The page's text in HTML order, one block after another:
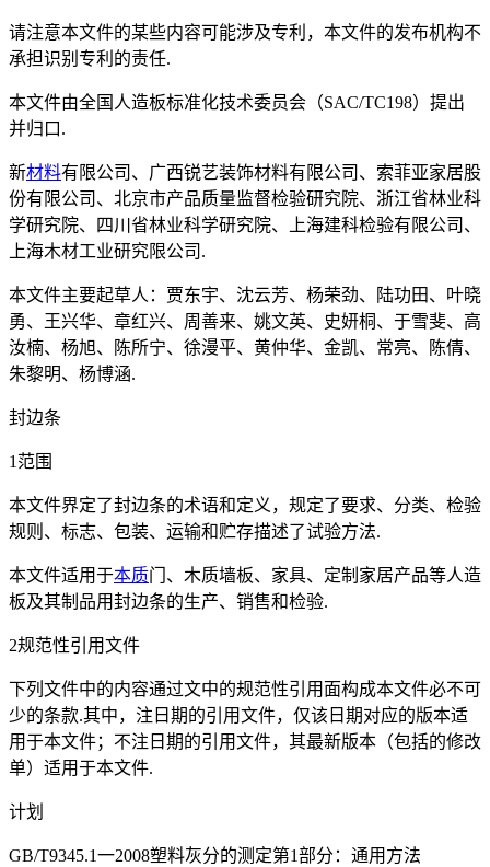
请注意本文件的某些内容可能涉及专利，本文件的发布机构不
承担识别专利的责任.
本文件由全国人造板标准化技术委员会（SAC/TC198）提出
并归口.
新材料有限公司、广西锐艺装饰材料有限公司、索菲亚家居股
份有限公司、北京市产品质量监督检验研究院、浙江省林业科
学研究院、四川省林业科学研究院、上海建科检验有限公司、
上海木材工业研究限公司.
本文件主要起草人：贾东宇、沈云芳、杨荣劲、陆功田、叶晓
勇、王兴华、章红兴、周善来、姚文英、史妍桐、于雪斐、高
汝楠、杨旭、陈所宁、徐漫平、黄仲华、金凯、常亮、陈倩、
朱黎明、杨博涵.
封边条
1范围
本文件界定了封边条的术语和定义，规定了要求、分类、检验
规则、标志、包装、运输和贮存描述了试验方法.
本文件适用于本质门、木质墙板、家具、定制家居产品等人造
板及其制品用封边条的生产、销售和检验.
2规范性引用文件
下列文件中的内容通过文中的规范性引用面构成本文件必不可
少的条款.其中，注日期的引用文件，仅该日期对应的版本适
用于本文件；不注日期的引用文件，其最新版本（包括的修改
单）适用于本文件.
计划
GB/T9345.1一2008塑料灰分的测定第1部分：通用方法